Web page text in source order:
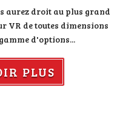
aurez droit au plus grand
VR de toutes dimensions
d'options...
PLUS